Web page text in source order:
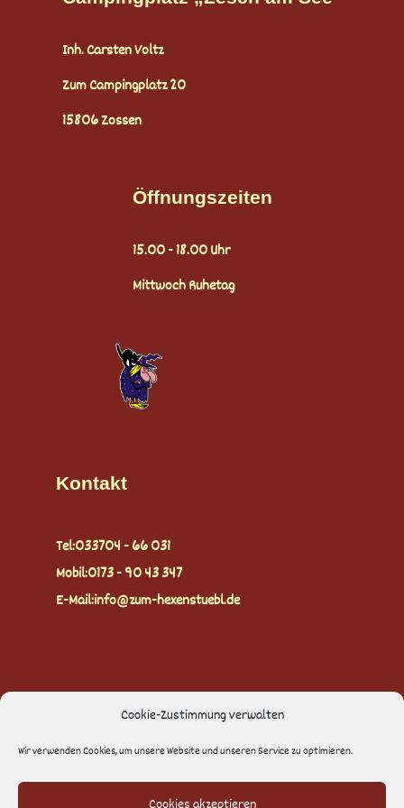
Cookie-Zustimmung verwalten
Wir verwenden Cookies, um unsere Website und unseren Service zu optimieren.
Inh. Carsten Voltz
Zum Campingplatz 20
15806 Zossen
Öffnungszeiten
15.00 - 18.00 Uhr
Mittwoch Ruhetag
Kontakt
Tel:033704 - 66 031
Mobil:0173 - 90 43 347
E-Mail:info@zum-hexenstuebl.de